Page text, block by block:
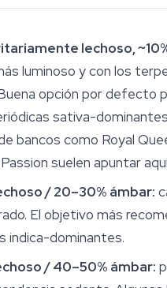
lechoso,
luminoso y con los
opción por defecto
sativa-
bancos como Royal
suelen apuntar
/ 20–30% ámbar:
El objetivo más
indica-dominantes.
/ 40–50% ámbar: